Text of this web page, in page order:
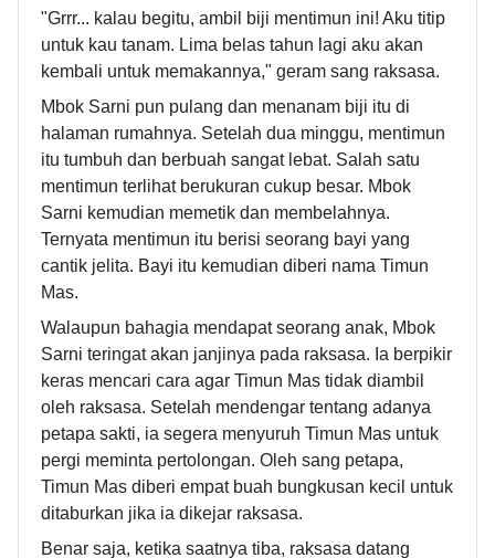
"Grrr... kalau begitu, ambil biji mentimun ini! Aku titip
untuk kau tanam. Lima belas tahun lagi aku akan
kembali untuk memakannya," geram sang raksasa.
Mbok Sarni pun pulang dan menanam biji itu di
halaman rumahnya. Setelah dua minggu, mentimun
itu tumbuh dan berbuah sangat lebat. Salah satu
mentimun terlihat berukuran cukup besar. Mbok
Sarni kemudian memetik dan membelahnya.
Ternyata mentimun itu berisi seorang bayi yang
cantik jelita. Bayi itu kemudian diberi nama Timun
Mas.
Walaupun bahagia mendapat seorang anak, Mbok
Sarni teringat akan janjinya pada raksasa. Ia berpikir
keras mencari cara agar Timun Mas tidak diambil
oleh raksasa. Setelah mendengar tentang adanya
petapa sakti, ia segera menyuruh Timun Mas untuk
pergi meminta pertolongan. Oleh sang petapa,
Timun Mas diberi empat buah bungkusan kecil untuk
ditaburkan jika ia dikejar raksasa.
Benar saja, ketika saatnya tiba, raksasa datang